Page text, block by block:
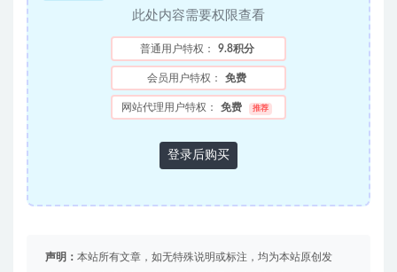
此处内容需要权限查看
普通用户特权： 9.8积分
会员用户特权： 免费
网站代理用户特权： 免费 推荐
登录后购买
声明： 本站所有文章，如无特殊说明或标注，均为本站原创发